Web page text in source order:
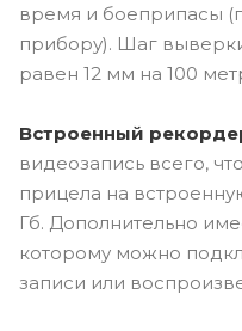
время и боеприпасы
прибору). Шаг
равен 12 мм на 100
Встроенный
видеозапись всего,
прицела на
Гб. Дополнительно
которому можно
записи или